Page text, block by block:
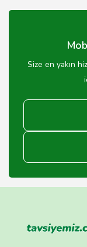
çay fiyatları 5-
Size en yakın